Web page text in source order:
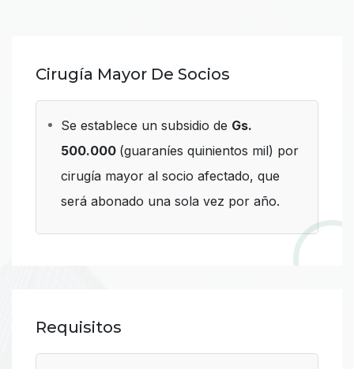
Cirugía Mayor De Socios
Se establece un subsidio de Gs.
500.000 (guaraníes quinientos mil) por
cirugía mayor al socio afectado, que
será abonado una sola vez por año.
Requisitos